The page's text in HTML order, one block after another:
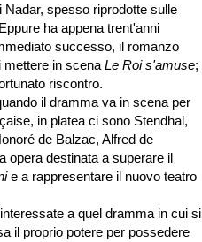
spesso riprodotte sulle
ha appena trent'anni
successo, il romanzo
mettere in scena Le Roi s'amuse;
riscontro.
il dramma va in scena per
in platea ci sono Stendhal,
de Balzac, Alfred de
opera destinata a superare il
e a rappresentare il nuovo teatro
a quel dramma in cui si
il proprio potere per possedere